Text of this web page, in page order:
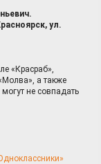
ул.
«Красраб»,
а также
не совпадать